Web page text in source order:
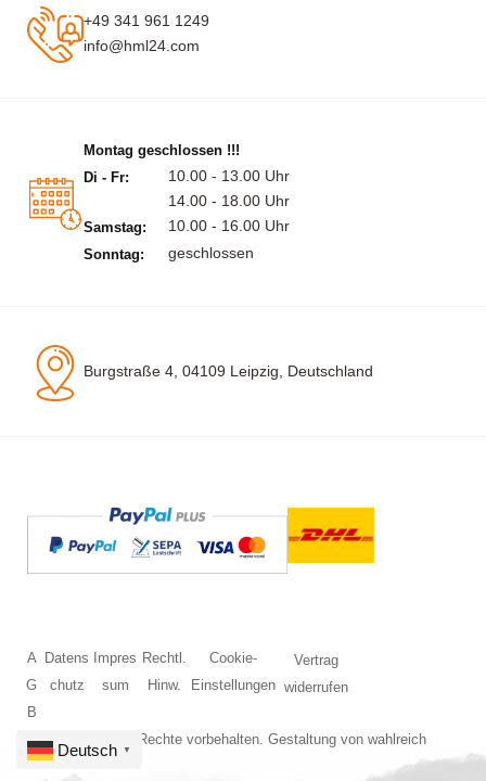
+49 341 961 1249
info@hml24.com
Montag geschlossen !!!
Di - Fr:
10.00 - 13.00 Uhr
14.00 - 18.00 Uhr
Samstag: 10.00 - 16.00 Uhr
Sonntag: geschlossen
Burgstraße 4, 04109 Leipzig, Deutschland
© 2026 Alle Rechte vorbehalten. Gestaltung von wahlreich
A
G
B
Datens
chutz
Impres
sum
Rechtl.
Hinw.
Cookie-
Einstellungen
Vertrag
widerrufen
Deutsch ▼